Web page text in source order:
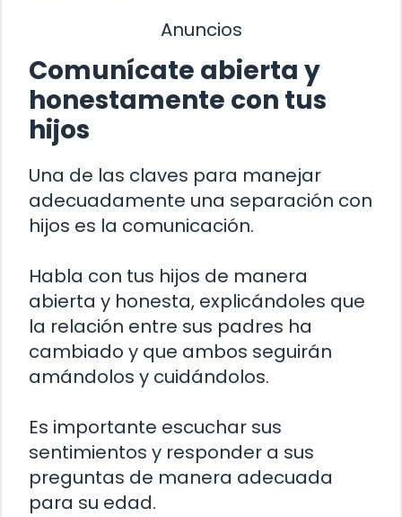
Anuncios
Comunícate abierta y
honestamente con tus
hijos
Una de las claves para manejar
adecuadamente una separación con
hijos es la comunicación.
Habla con tus hijos de manera
abierta y honesta, explicándoles que
la relación entre sus padres ha
cambiado y que ambos seguirán
amándolos y cuidándolos.
Es importante escuchar sus
sentimientos y responder a sus
preguntas de manera adecuada
para su edad.